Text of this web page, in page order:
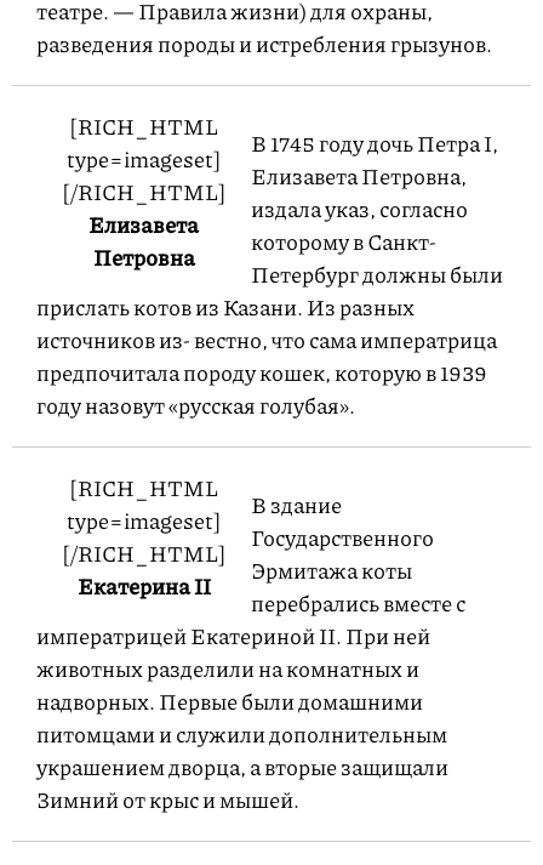
театре. — Правила жизни) для охраны,
разведения породы и истребления грызунов.
[RICH_HTML
type=imageset]
[/RICH_HTML]
Елизавета
Петровна
В 1745 году дочь Петра I,
Елизавета Петровна,
издала указ, согласно
которому в Санкт-
Петербург должны были
прислать котов из Казани. Из разных
источников из- вестно, что сама императрица
предпочитала породу кошек, которую в 1939
году назовут «русская голубая».
[RICH_HTML
type=imageset]
[/RICH_HTML]
Екатерина II
В здание
Государственного
Эрмитажа коты
перебрались вместе с
императрицей Екатериной II. При ней
животных разделили на комнатных и
надворных. Первые были домашними
питомцами и служили дополнительным
украшением дворца, а вторые защищали
Зимний от крыс и мышей.